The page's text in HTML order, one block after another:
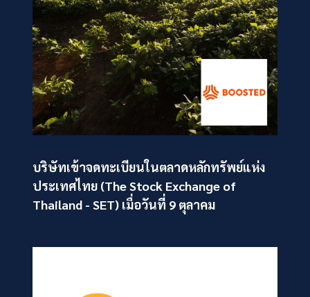
บริษัทเข้าจดทะเบียนในตลาดหลักทรัพย์แห่ง
ประเทศไทย (The Stock Exchange of
Thailand - SET) เมื่อวันที่ 9 ตุลาคม